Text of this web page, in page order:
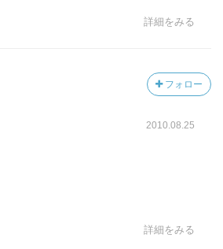
詳細をみる
フォロー
2010.08.25
詳細をみる